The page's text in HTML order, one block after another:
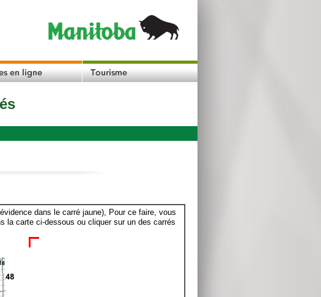
dans le carré jaune), Pour ce faire, vous
la carte ci-dessous ou cliquer sur un des carrés